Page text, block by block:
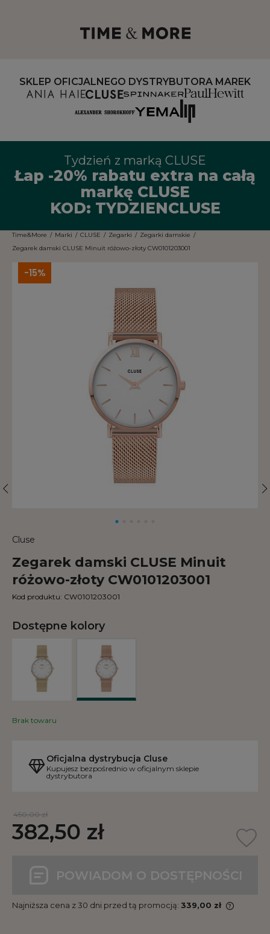
SKLEP OFICJALNEGO DYSTRYBUTORA MAREK
Tydzień z marką CLUSE
Łap -20% rabatu extra na całą
markę CLUSE
KOD: TYDZIENCLUSE
Time&More / Marki / CLUSE / Zegarki / Zegarki damskie /
Zegarek damski CLUSE Minuit różowo-złoty CW0101203001
-15%
Cluse
Zegarek damski CLUSE Minuit
różowo-złoty CW0101203001
Kod produktu: CW0101203001
Dostępne kolory
Brak towaru
Oficjalna dystrybucja Cluse
Kupujesz bezpośrednio w oficjalnym sklepie
dystrybutora
450,00 zł
382,50 zł
POWIADOM O DOSTĘPNOŚCI
Najniższa cena z 30 dni przed tą promocją: 339,00 zł